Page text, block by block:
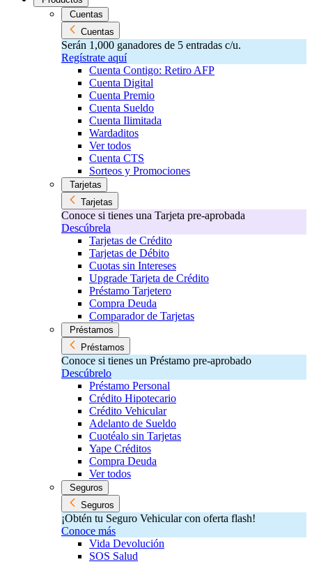
Cuentas
Cuentas
Serán 1,000 ganadores de 5 entradas c/u.
Regístrate aquí
Cuenta Contigo: Retiro AFP
Cuenta Digital
Cuenta Premio
Cuenta Sueldo
Cuenta Ilimitada
Wardaditos
Ver todos
Cuenta CTS
Sorteos y Promociones
Tarjetas
Tarjetas
Conoce si tienes una Tarjeta pre-aprobada
Descúbrela
Tarjetas de Crédito
Tarjetas de Débito
Cuotas sin Intereses
Upgrade Tarjeta de Crédito
Préstamo Tarjetero
Compra Deuda
Comparador de Tarjetas
Préstamos
Préstamos
Conoce si tienes un Préstamo pre-aprobado
Descúbrelo
Préstamo Personal
Crédito Hipotecario
Crédito Vehicular
Adelanto de Sueldo
Cuotéalo sin Tarjetas
Yape Créditos
Compra Deuda
Ver todos
Seguros
Seguros
¡Obtén tu Seguro Vehicular con oferta flash!
Conoce más
Vida Devolución
SOS Salud